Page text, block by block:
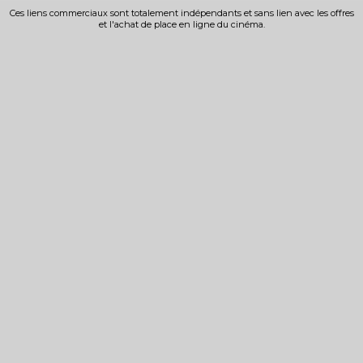
Ces liens commerciaux sont totalement indépendants et sans lien avec les offres
et l'achat de place en ligne du cinéma.